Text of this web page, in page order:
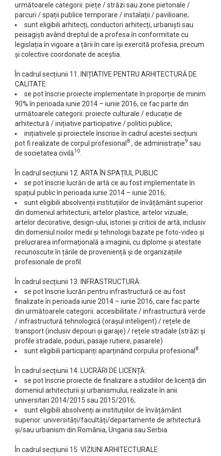
următoarele categorii: piețe / străzi sau zone pietonale /
parcuri / spații publice temporare / instalații / pavilioane;
sunt eligibili arhitecți, conductori arhitecți, urbaniști sau
peisagiști având dreptul de a profesa în conformitate cu
legislația în vigoare a țării în care își exercită profesia, precum
și colective coordonate de aceștia.
În cadrul secțiunii 11. INIȚIATIVE PENTRU ARHITECTURĂ DE
CALITATE:
se pot înscrie proiecte implementate în proporție de minim
90% în perioada iunie 2014 – iunie 2016, ce fac parte din
următoarele categorii: proiecte culturale / educație de
arhitectură / inițiative participative / politici publice;
inițiativele și proiectele înscrise în cadrul acestei secțiuni
pot fi realizate de corpul profesional 8 , de administrație9 sau
de societatea civilă10
În cadrul secțiunii 12. ARTA ÎN SPAȚIUL PUBLIC
se pot înscrie lucrări de artă ce au fost implementate în
spațiul public în perioada iunie 2014 – iunie 2016;
sunt eligibili absolvenții instituțiilor de învățământ superior
din domeniul arhitecturii, artelor plastice, artelor vizuale,
artelor decorative, design-ului, istoriei și criticii de artă, inclusiv
din domeniul noilor medii şi tehnologii bazate pe foto-video şi
prelucrarea informaţională a imaginii, cu diplome și atestate
recunoscute în țările de proveniență și de organizațiile
profesionale de profil.
În cadrul secțiunii 13. INFRASTRUCTURĂ:
se pot înscrie lucrări pentru infrastructură ce au fost
finalizate în perioada iunie 2014 – iunie 2016, care fac parte
din următoarele categorii: accesibilitate / infrastructură verde
/ infrastructură tehnologică (orașul inteligent) / rețele de
transport (inclusiv depouri și garaje) / rețele stradale (străzi și
profile stradale, poduri, pasaje rutiere, pasarele)
sunt eligibili participanți aparținând corpului profesional 8
În cadrul secțiunii 14. LUCRĂRI DE LICENȚĂ:
se pot înscrie proiecte de finalizare a studiilor de licență din
domeniul arhitecturii și urbanismului, realizate în anii
universitari 2014/2015 sau 2015/2016;
sunt eligibili absolvenți ai instituțiilor de învățământ
superior: universități/facultăți/departamente de arhitectură
și/sau urbanism din România, Ungaria sau Serbia.
În cadrul secțiunii 15. VIZIUNI ARHITECTURALE: